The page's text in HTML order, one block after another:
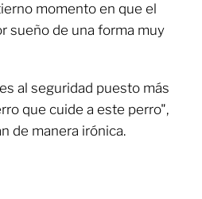
momento en que el
sueño de una forma muy
al seguridad puesto más
que cuide a este perro",
de manera irónica.